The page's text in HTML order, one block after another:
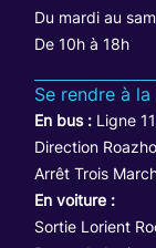
Du mardi au
De 10h à 18h
Se rendre à
En bus : Ligne 11
Direction
Arrêt Trois
En voiture :
Sortie Lorient